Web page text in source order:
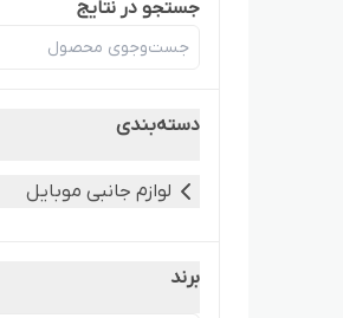
جستجو در نتایج
دسته‌بندی
لوازم جانبی موبایل
برند